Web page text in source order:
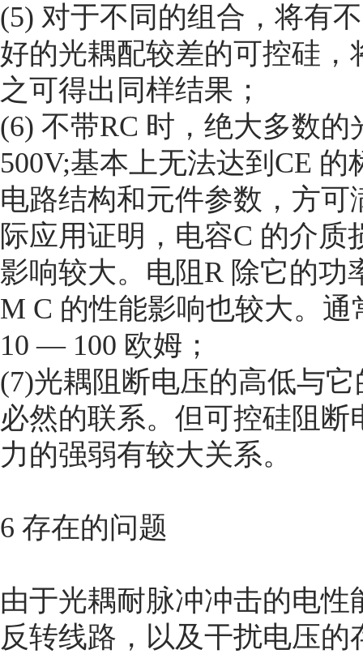
(5) 对于不同的组合，将有
好的光耦配较差的可控硅
之可得出同样结果；
(6) 不带RC 时，绝大多数
500V;基本上无法达到CE
电路结构和元件参数，方可
际应用证明，电容C 的介
影响较大。电阻R 除它的
M C 的性能影响也较大。
10 — 100 欧姆；
(7)光耦阻断电压的高低与
必然的联系。但可控硅阻
力的强弱有较大关系。
6 存在的问题
由于光耦耐脉冲冲击的电性
反转线路，以及干扰电压的